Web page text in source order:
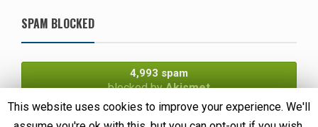
SPAM BLOCKED
4,993 spam
blocked byAkismet
This website uses cookies to improve your experience. We'll